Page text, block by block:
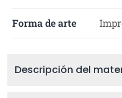
Forma de arte
Descripción del